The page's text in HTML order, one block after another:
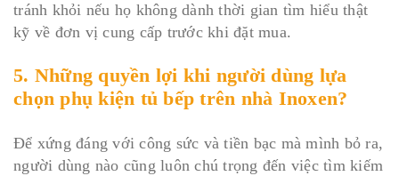
tránh khỏi nếu họ không dành thời gian tìm hiểu thật
kỹ về đơn vị cung cấp trước khi đặt mua.
5. Những quyền lợi khi người dùng lựa
chọn phụ kiện tủ bếp trên nhà Inoxen?
Để xứng đáng với công sức và tiền bạc mà mình bỏ ra,
người dùng nào cũng luôn chú trọng đến việc tìm kiếm